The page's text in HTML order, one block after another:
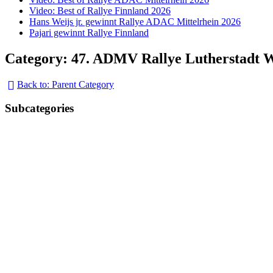
Video: Best of Rallye Finnland 2026
Hans Weijs jr. gewinnt Rallye ADAC Mittelrhein 2026
Pajari gewinnt Rallye Finnland
Category: 47. ADMV Rallye Lutherstadt
Back to: Parent Category
Subcategories